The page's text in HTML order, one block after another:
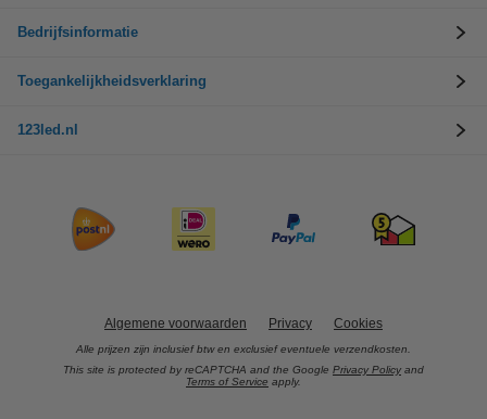
Bedrijfsinformatie
Toegankelijkheidsverklaring
123led.nl
Algemene voorwaarden Privacy Cookies
Alle prijzen zijn inclusief btw en exclusief eventuele verzendkosten.
This site is protected by reCAPTCHA and the Google Privacy Policy and
Terms of Service apply.